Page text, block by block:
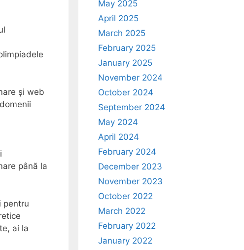
și web
până la
pentru
ai la
May 2025
April 2025
March 2025
February 2025
January 2025
November 2024
October 2024
September 2024
May 2024
April 2024
February 2024
December 2023
November 2023
October 2022
March 2022
February 2022
January 2022